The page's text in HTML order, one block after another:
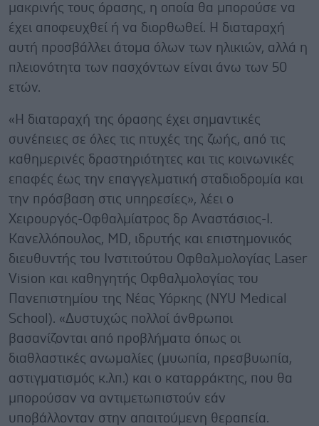
μακρινής τους όρασης, η οποία θα μπορούσε να
έχει αποφευχθεί ή να διορθωθεί. Η διαταραχή
αυτή προσβάλλει άτομα όλων των ηλικιών, αλλά η
πλειονότητα των πασχόντων είναι άνω των 50
ετών.
«Η διαταραχή της όρασης έχει σημαντικές
συνέπειες σε όλες τις πτυχές της ζωής, από τις
καθημερινές δραστηριότητες και τις κοινωνικές
επαφές έως την επαγγελματική σταδιοδρομία και
την πρόσβαση στις υπηρεσίες», λέει ο
Χειρουργός-Οφθαλμίατρος δρ Αναστάσιος-Ι.
Κανελλόπουλος, MD, ιδρυτής και επιστημονικός
διευθυντής του Ινστιτούτου Οφθαλμολογίας Laser
Vision και καθηγητής Οφθαλμολογίας του
Πανεπιστημίου της Νέας Υόρκης (NYU Medical
School). «Δυστυχώς πολλοί άνθρωποι
βασανίζονται από προβλήματα όπως οι
διαθλαστικές ανωμαλίες (μυωπία, πρεσβυωπία,
αστιγματισμός κ.λπ.) και ο καταρράκτης, που θα
μπορούσαν να αντιμετωπιστούν εάν
υποβάλλονταν στην απαιτούμενη θεραπεία.